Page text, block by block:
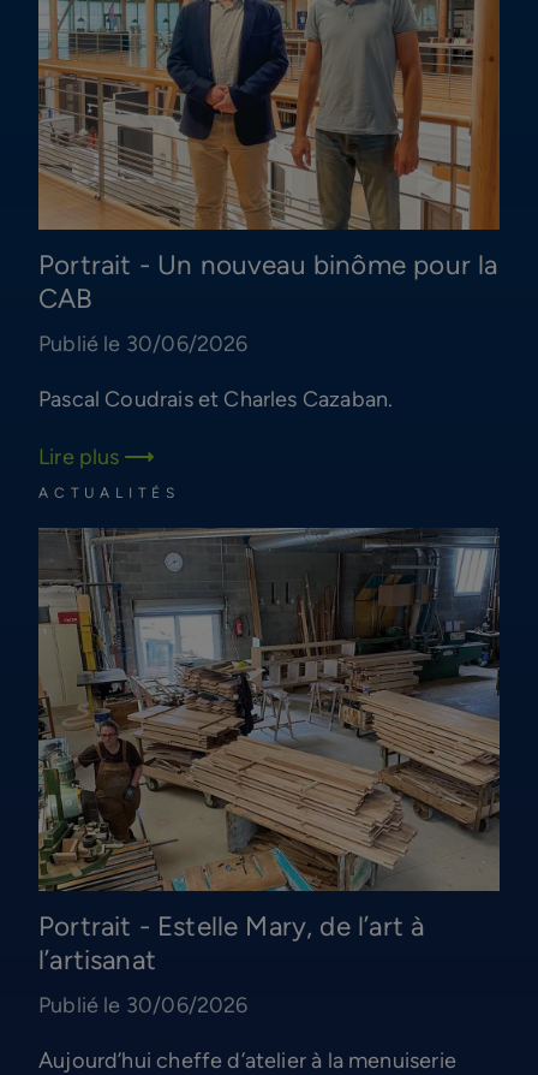
Portrait - Un nouveau binôme pour la
CAB
Publié le 30/06/2026
Pascal Coudrais et Charles Cazaban.
Lire plus
ACTUALITÉS
Portrait - Estelle Mary, de l’art à
l’artisanat
Publié le 30/06/2026
Aujourd’hui cheffe d’atelier à la menuiserie